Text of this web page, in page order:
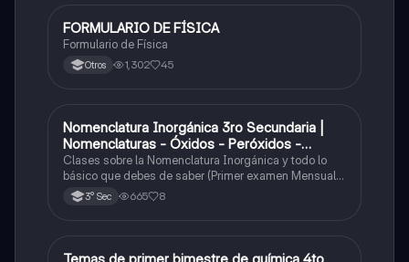
Física
FORMULARIO DE FÍSICA
Formulario de Física
Otros 1,302 45
Química
Nomenclatura Inorgánica 3ro Secundaria |
Nomenclaturas - Óxidos - Peróxidos -
Hidróxido o Bases
Clases sobre la Nomenclatura Inorgánica y todo lo
básico que debes de saber (Primer examen Mensual
2025)3° Sec 665 8
Química